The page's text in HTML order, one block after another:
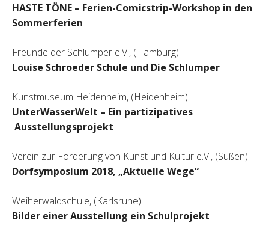
HASTE TÖNE – Ferien-Comicstrip-Workshop in den
Sommerferien
Freunde der Schlumper e.V., (Hamburg)
Louise Schroeder Schule und Die Schlumper
Kunstmuseum Heidenheim, (Heidenheim)
UnterWasserWelt – Ein partizipatives
Ausstellungsprojekt
Verein zur Förderung von Kunst und Kultur e.V., (Süßen)
Dorfsymposium 2018, „Aktuelle Wege“
Weiherwaldschule, (Karlsruhe)
Bilder einer Ausstellung ein Schulprojekt